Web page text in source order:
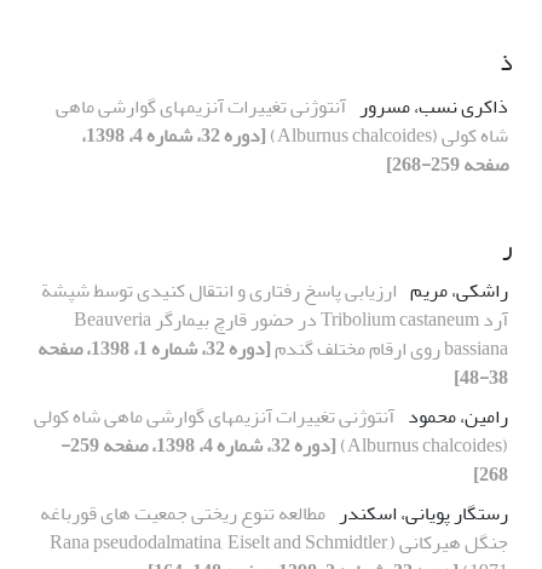
ذ
ذاکری نسب، مسرور آنتوژنی تغییرات آنزیمهای گوارشی ماهی
شاه کولی (Alburnus chalcoides)
[دوره 32، شماره 4، 1398،
صفحه 259-268]
ر
راشکی، مریم ارزیابی پاسخ رفتاری و انتقال کنیدی توسط شپشة
آرد Tribolium castaneum در حضور قارچ بیمارگر Beauveria
bassiana روی ارقام مختلف گندم
[دوره 32، شماره 1، 1398، صفحه
38-48]
رامین، محمود آنتوژنی تغییرات آنزیمهای گوارشی ماهی شاه کولی
(Alburnus chalcoides)
[دوره 32، شماره 4، 1398، صفحه 259-
268]
رستگار پویانی، اسکندر مطالعه تنوع ریختی جمعیت های قورباغه
جنگل هیرکانی (Rana pseudodalmatina, Eiselt and Schmidtler,